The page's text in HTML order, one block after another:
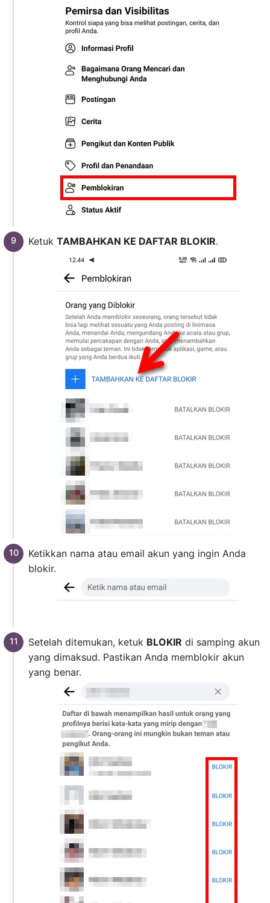
Ketuk TAMBAHKAN KE DAFTAR BLOKIR.
Ketikkan nama atau email akun yang ingin Anda
blokir.
Setelah ditemukan, ketuk BLOKIR di samping akun
yang dimaksud. Pastikan Anda memblokir akun
yang benar.